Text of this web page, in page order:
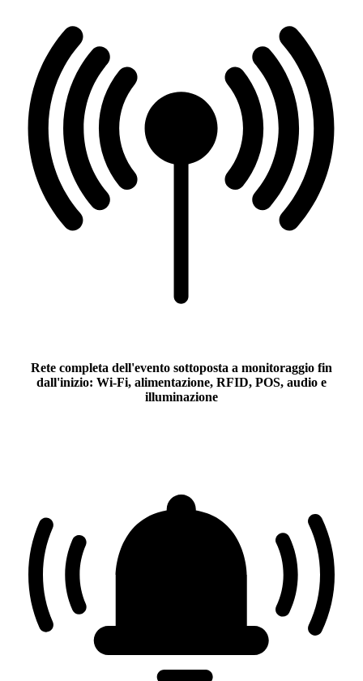
Rete completa dell'evento sottoposta a monitoraggio fin
dall'inizio: Wi-Fi, alimentazione, RFID, POS, audio e
illuminazione